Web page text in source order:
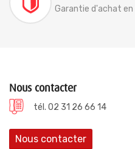
Garantie d'achat
Nous contacter
tél. 02 31 26 66 14
Nous contacter